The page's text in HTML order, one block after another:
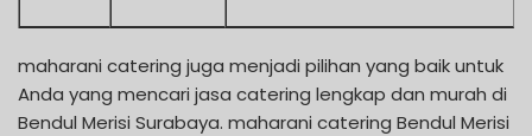
maharani catering juga menjadi pilihan yang baik untuk
Anda yang mencari jasa catering lengkap dan murah di
Bendul Merisi Surabaya. maharani catering Bendul Merisi